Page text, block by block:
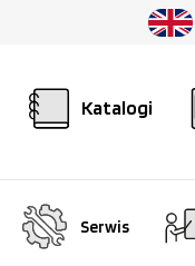
Katalogi
Serwis